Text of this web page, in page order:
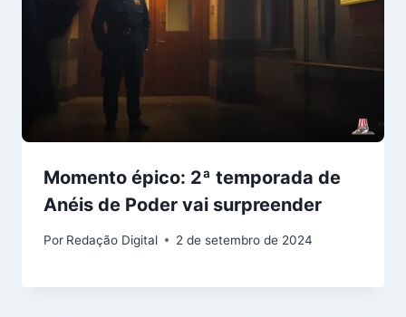
Momento épico: 2ª temporada de
Anéis de Poder vai surpreender
Por Redação Digital 2 de setembro de 2024